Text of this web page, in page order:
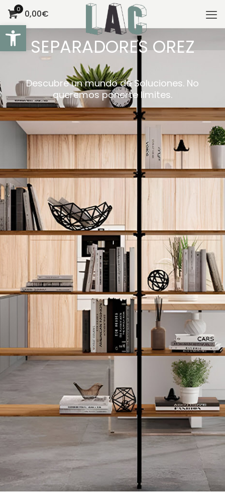
Abrir barra de herramientas
0 0,00€
SEPARADORES OREZ
Descubre un mundo de Soluciones. No
queremos ponerte limites.